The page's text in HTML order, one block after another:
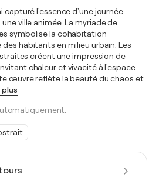
capturé l'essence d'une journée
ville animée. La myriade de
symbolise la cohabitation
habitants en milieu urbain. Les
créent une impression de
chaleur et vivacité à l'espace
œuvre reflète la beauté du chaos et
plus